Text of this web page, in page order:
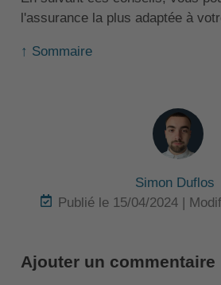
l'assurance la plus adaptée à
↑ Sommaire
Simon Duflos
Publié le 15/04/2024 |
Ajouter un commentaire